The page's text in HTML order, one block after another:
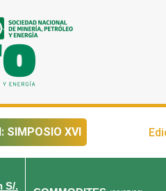
SIMPOSIO XVI
S/.